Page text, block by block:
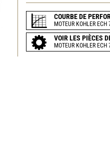
COURBE DE
MOTEUR KOHLER ECH
VOIR LES PIÈCES
MOTEUR KOHLER ECH